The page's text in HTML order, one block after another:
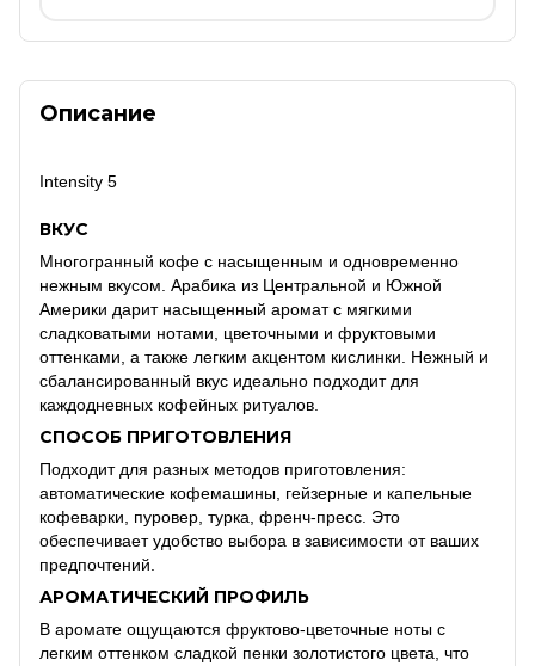
Описание
Intensity 5
ВКУС
Многогранный кофе с насыщенным и одновременно
нежным вкусом. Арабика из Центральной и Южной
Америки дарит насыщенный аромат с мягкими
сладковатыми нотами, цветочными и фруктовыми
оттенками, а также легким акцентом кислинки. Нежный и
сбалансированный вкус идеально подходит для
каждодневных кофейных ритуалов.
СПОСОБ ПРИГОТОВЛЕНИЯ
Подходит для разных методов приготовления:
автоматические кофемашины, гейзерные и капельные
кофеварки, пуровер, турка, френч-пресс. Это
обеспечивает удобство выбора в зависимости от ваших
предпочтений.
АРОМАТИЧЕСКИЙ ПРОФИЛЬ
В аромате ощущаются фруктово-цветочные ноты с
легким оттенком сладкой пенки золотистого цвета, что